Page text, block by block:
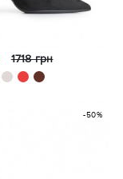
1718 грн
-50%